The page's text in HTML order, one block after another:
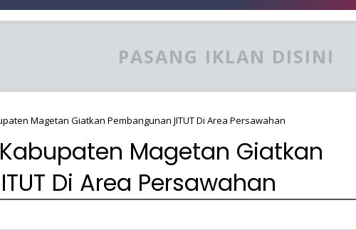
PASANG IKLAN DISINI
Magetan Giatkan Pembangunan JITUT Di Area Persawahan
Magetan Giatkan
Di Area Persawahan